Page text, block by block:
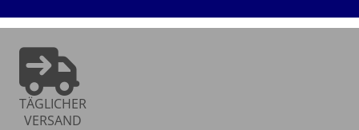
TÄGLICHER
VERSAND